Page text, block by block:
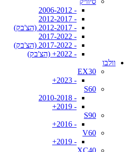
- 2006-2012
- 2012-2017
- 2012-2017 (הצ'בק)
- 2017-2022
- 2017-2022 (הצ'בק)
- 2022+ (הצ'בק)
וולבו
EX30
- 2023+
S60
- 2010-2018
- 2019+
S90
- 2016+
V60
- 2019+
XC40